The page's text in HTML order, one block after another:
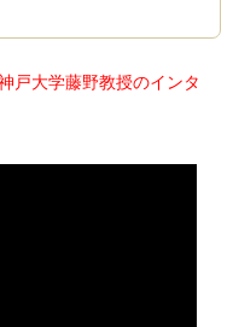
戸大学藤野教授のインタ